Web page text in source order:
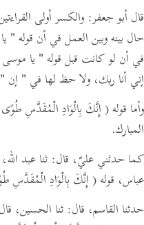
قال أبو جعفر: والكسر أولى
حال بينه وبين العمل في أن قوله"
في أن لو كانت قبل قوله" يا
إني أنا ربك، ولا حظ لها في " إن "
وأما قوله( إِنَّكَ بِالْوَادِ الْمُقَدَّسِ
المبارك.
كما حدثني عليّ، قال: ثنا عبد الله،
عباس، قوله( إِنَّكَ بِالْوَادِ الْمُقَدَّسِ
حدثنا القاسم، قال: ثنا الحسين،